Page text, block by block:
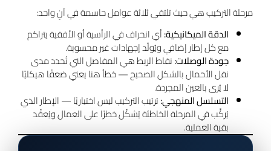
مرحلة التركيب هي حيث تلتقي ثلاثة عوامل حاسمة في آنٍ واحد:
الدقة الميكانيكية:أي انحراف في الرأسية أو الأفقية يتراكم
مع كل إطار إضافي ويُولّد إجهادات غير محسوبة.
جودة الوصلات:نقاط الربط هي المفاصل التي تُحدد مدى
نقل الأحمال بالشكل الصحيح — خطأ هنا يعني ضعفًا هيكليًا
لا يُرى بالعين المجردة.
التسلسل المنهجي:ترتيب التركيب ليس اختياريًا — الإطار الذي
يُركَّب في المرحلة الخاطئة يُشكّل خطرًا على العمال ويُعقّد
بقية العملية.